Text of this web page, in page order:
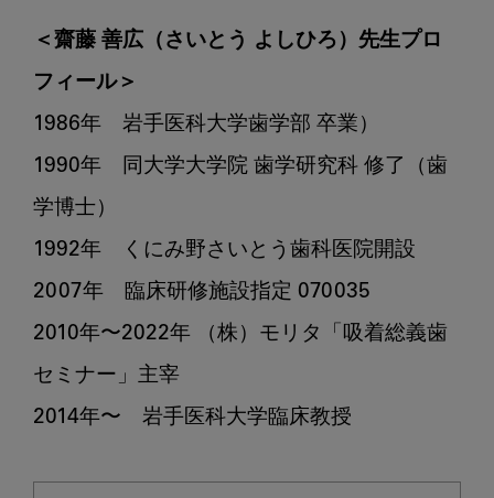
い
た
ケ
＜
＞
＜齋藤 善広（さいとう よしひろ）先生プロ
フィール＞
1986年　岩手医科大学歯学部 卒業）
1990年　同大学大学院 歯学研究科 修了（歯
学博士）
1992年　くにみ野さいとう歯科医院開設
2007年　臨床研修施設指定 070035
2010年〜2022年 （株）モリタ「吸着総義歯
セミナー」主宰
2014年〜　岩手医科大学臨床教授